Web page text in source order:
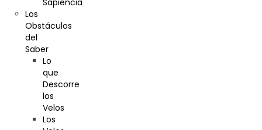
Sapiencia
Los
Obstáculos
del
Saber
Lo
que
Descorre
los
Velos
Los